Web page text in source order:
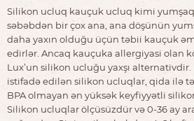
Silikon ucluq kauçuk ucluq kimi
səbəbdən bir çox ana, ana döşünün
daha yaxın olduğu üçün təbii kauçuk
edirlər. Ancaq kauçuka allergiyasi olan
Lux’un silikon ucluğu yaxşı
istifadə edilən silikon ucluqlar, qida ilə
BPA olmayan ən yüksək keyfiyyətli
Silikon ucluqlar ölçüsüzdür və 0-36 ay